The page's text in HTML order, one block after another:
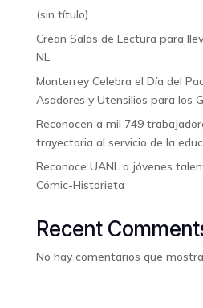
(sin título)
Crean Salas de Lectura para
NL
Monterrey Celebra el Día del
Asadores y Utensilios para los
Reconocen a mil 749
trayectoria al servicio de la
Reconoce UANL a jóvenes
Cómic-Historieta
Recent
No hay comentarios que